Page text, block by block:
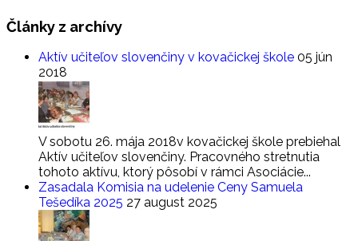
Články z archívy
Aktív učiteľov slovenčiny v kovačickej škole 05 jún
2018
V sobotu 26. mája 2018v kovačickej škole prebiehal
Aktív učiteľov slovenčiny. Pracovného stretnutia
tohoto aktívu, ktorý pôsobí v rámci Asociácie...
Zasadala Komisia na udelenie Ceny Samuela
Tešedíka 2025 27 august 2025